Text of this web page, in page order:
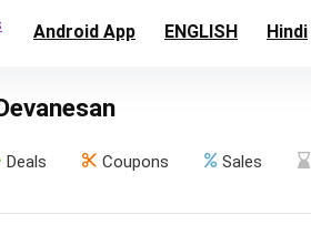
Android App ENGLISH Hindi
Deals Coupons Sales